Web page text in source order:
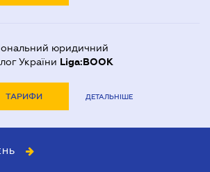
юридичний
України Liga:BOOK
ТАРИФИ ДЕТАЛЬНІШЕ